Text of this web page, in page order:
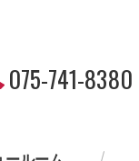
075-741-8380